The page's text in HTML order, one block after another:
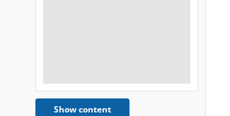
Show content